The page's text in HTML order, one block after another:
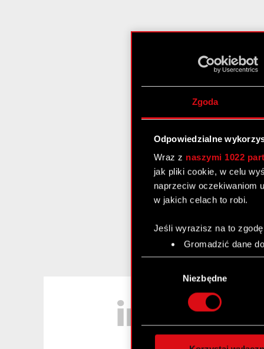
Zgoda
Odpowiedzialne
Wraz z naszymi 1022
jak pliki cookie, w celu
naprzeciw oczekiwaniom
w jakich celach to robi.
Jeśli wyrazisz na to
Gromadzić dane
Identyfikować
Dowiedz się więcej
szczegółów . W
Wykorzystujemy pliki
Niezbędne